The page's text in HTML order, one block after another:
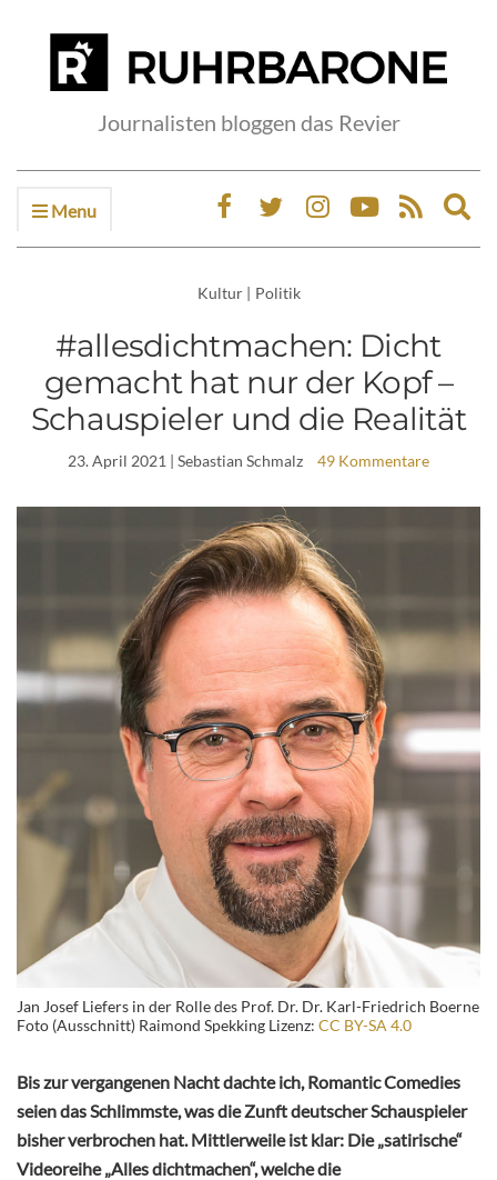
Journalisten bloggen das Revier
Menu
Kultur | Politik
#allesdichtmachen: Dicht
gemacht hat nur der Kopf –
Schauspieler und die Realität
23. April 2021 | Sebastian Schmalz 49 Kommentare
Jan Josef Liefers in der Rolle des Prof. Dr. Dr. Karl-Friedrich Boerne
Foto (Ausschnitt) Raimond Spekking Lizenz: CC BY-SA 4.0
Bis zur vergangenen Nacht dachte ich, Romantic Comedies
seien das Schlimmste, was die Zunft deutscher Schauspieler
bisher verbrochen hat. Mittlerweile ist klar: Die „satirische“
Videoreihe „Alles dichtmachen“, welche die